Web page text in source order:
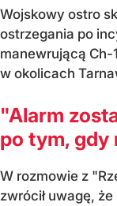
Wojskowy ostro
ostrzegania po
manewrującą Ch-
w okolicach
"Alarm
po tym, gdy
W rozmowie z
zwrócił uwagę,